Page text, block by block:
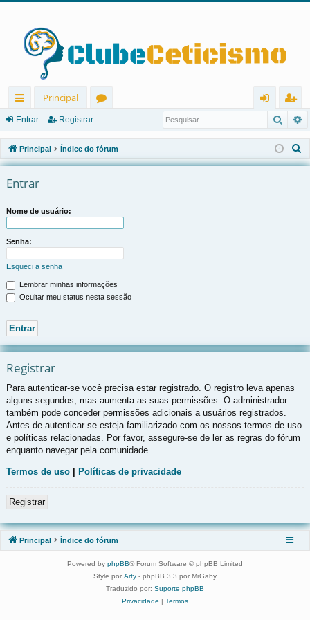
in
ks
rá
pi
os
Principal
u
ns
ra
r
eg
ist
ra
Entrar Registrar
Principal Índice do fórum
e
Entrar
Nome de usuário:
Senha:
Esqueci a senha
Lembrar minhas informações
Ocultar meu status nesta sessão
Registrar
Para autenticar-se você precisa estar registrado. O registro leva apenas
alguns segundos, mas aumenta as suas permissões. O administrador
também pode conceder permissões adicionais a usuários registrados.
Antes de autenticar-se esteja familiarizado com os nossos termos de uso
e políticas relacionadas. Por favor, assegure-se de ler as regras do fórum
enquanto navegar pela comunidade.
Termos de uso Políticas de privacidade
Registrar
Principal Índice do fórum
Powered by phpBB® Forum Software © phpBB Limited
Style por Arty - phpBB 3.3 por MrGaby
Traduzido por: Suporte phpBB
Privacidade | Termos